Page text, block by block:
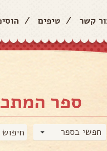
קשר / טיפים /
ספר
חפשי בספר